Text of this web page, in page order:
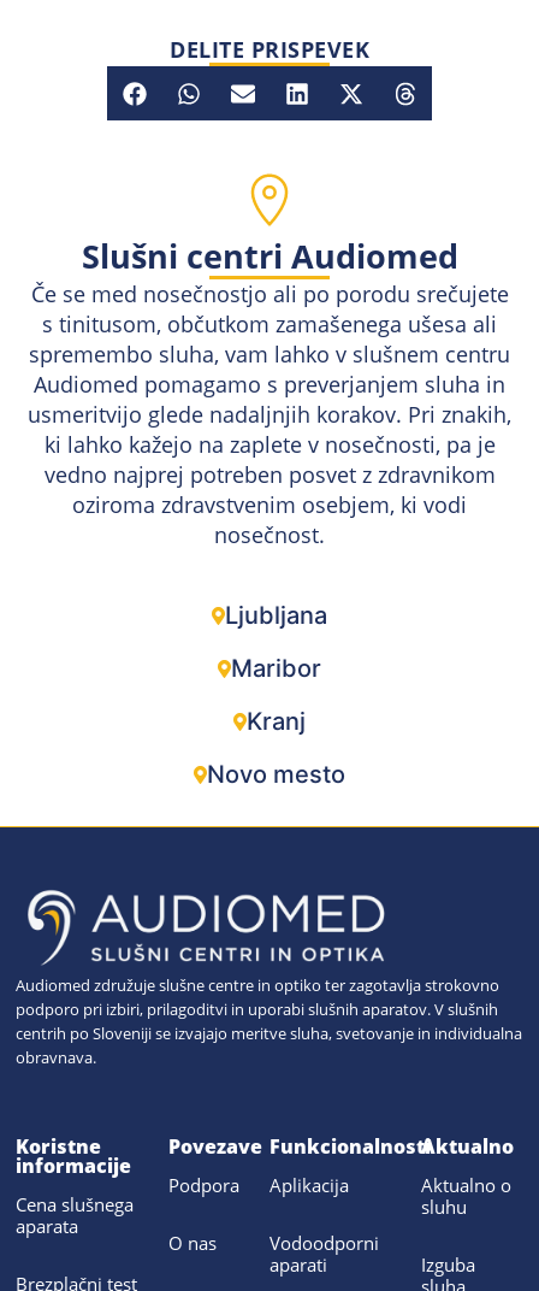
DELITE PRISPEVEK
Slušni centri Audiomed
Če se med nosečnostjo ali po porodu srečujete
s tinitusom, občutkom zamašenega ušesa ali
spremembo sluha, vam lahko v slušnem centru
Audiomed pomagamo s preverjanjem sluha in
usmeritvijo glede nadaljnjih korakov. Pri znakih,
ki lahko kažejo na zaplete v nosečnosti, pa je
vedno najprej potreben posvet z zdravnikom
oziroma zdravstvenim osebjem, ki vodi
nosečnost.
Ljubljana
Maribor
Kranj
Novo mesto
Audiomed združuje slušne centre in optiko ter zagotavlja strokovno
podporo pri izbiri, prilagoditvi in uporabi slušnih aparatov. V slušnih
centrih po Sloveniji se izvajajo meritve sluha, svetovanje in individualna
obravnava.
Koristne
informacije
Cena slušnega
aparata
Brezplačni test
Povezave
Podpora
O nas
Funkcionalnosti
Aplikacija
Vodoodporni
aparati
Aktualno
Aktualno o
sluhu
Izguba